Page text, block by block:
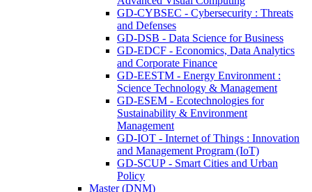
GD-CYBSEC - Cybersecurity : Threats
and Defenses
GD-DSB - Data Science for Business
GD-EDCF - Economics, Data Analytics
and Corporate Finance
GD-EESTM - Energy Environment :
Science Technology & Management
GD-ESEM - Ecotechnologies for
Sustainability & Environment
Management
GD-IOT - Internet of Things : Innovation
and Management Program (IoT)
GD-SCUP - Smart Cities and Urban
Policy
Master (DNM)